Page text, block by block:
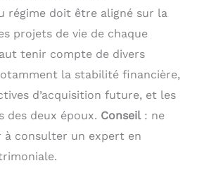
régime doit être aligné sur la
projets de vie de chaque
tenir compte de divers
la stabilité financière,
d’acquisition future, et les
des deux époux. Conseil: ne
à consulter un expert en